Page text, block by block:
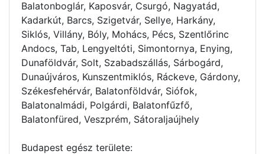
Balatonboglár, Kaposvár, Csurgó, Nagyatád,
Kadarkút, Barcs, Szigetvár, Sellye, Harkány,
Siklós, Villány, Bóly, Mohács, Pécs, Szentlőrinc
Andocs, Tab, Lengyeltóti, Simontornya, Enying,
Dunaföldvár, Solt, Szabadszállás, Sárbogárd,
Dunaújváros, Kunszentmiklós, Ráckeve, Gárdony,
Székesfehérvár, Balatonföldvár, Siófok,
Balatonalmádi, Polgárdi, Balatonfűzfő,
Balatonfüred, Veszprém, Sátoraljaújhely
Budapest egész területe: